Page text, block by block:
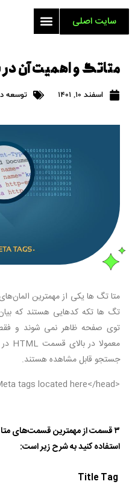
سایت اصلی
متاتگ و اهمیت آن
اسفند 10, 1401 توسعه
متا تگ ها یکی از مهمترین
تگ ها تکه کدهایی هستند که
توی صفحه ظاهر نمی شوند و
جستجو قابل مشاهده هستند.
<head> All Meta tags located here</head>
۳ قسمت از مهمترین قسمت‌های متا
استفاده کنید به شرح زیر است: